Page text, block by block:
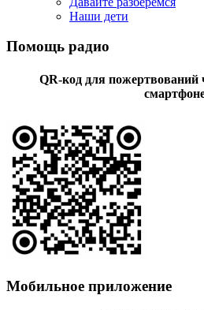
Наши дети
Помощь радио
QR-код для
Мобильное приложение